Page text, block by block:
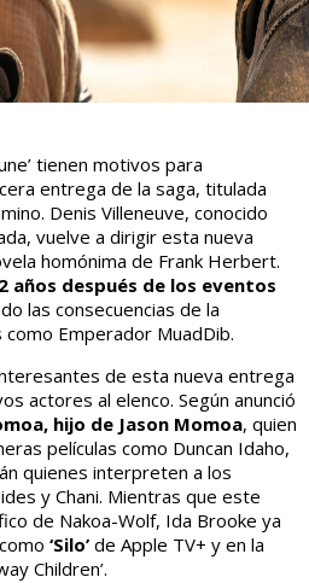
tienen motivos para
entrega de la saga, titulada
Denis Villeneuve, conocido
vuelve a dirigir esta nueva
homónima de Frank Herbert.
años después de los eventos
las consecuencias de la
Emperador MuadDib.
de esta nueva entrega
actores al elenco. Según anunció
hijo de Jason Momoa, quien
películas como Duncan Idaho,
quienes interpreten a los
y Chani. Mientras que este
de Nakoa-Wolf, Ida Brooke ya
‘Silo’ de Apple TV+ y en la
Children’.